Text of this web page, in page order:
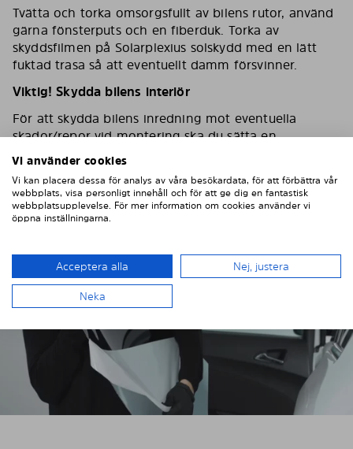
Tvätta och torka omsorgsfullt av bilens rutor, använd
gärna fönsterputs och en fiberduk. Torka av
skyddsfilmen på Solarplexius solskydd med en lätt
fuktad trasa så att eventuellt damm försvinner.
Viktig! Skydda bilens interiör
För att skydda bilens inredning mot eventuella
skador/repor vid montering ska du sätta en
maskeringstejp på inredningen som skydd.
Vi använder cookies
Vi kan placera dessa för analys av våra besökardata, för att förbättra vår
webbplats, visa personligt innehåll och för att ge dig en fantastisk
webbplatsupplevelse. För mer information om cookies använder vi
öppna inställningarna.
Acceptera alla Nej, justera
Neka